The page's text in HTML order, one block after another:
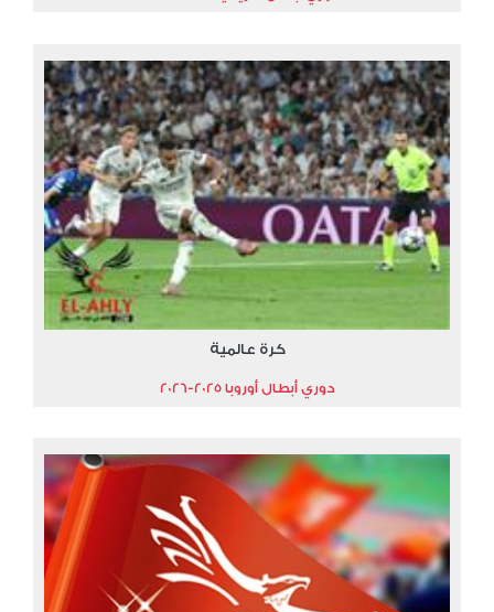
كرة عالمية
دوري أبطال أوروبا 2025-2026